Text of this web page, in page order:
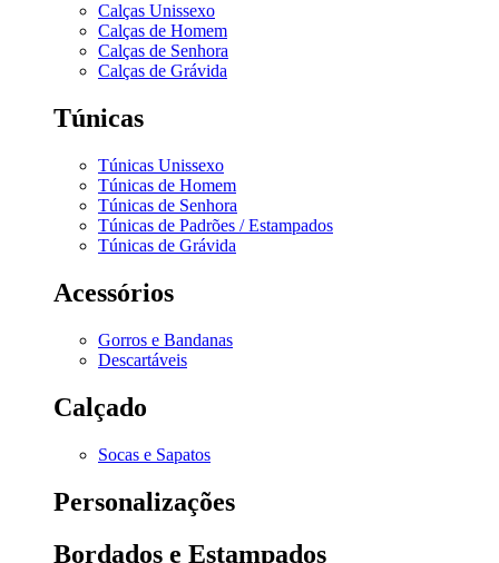
Calças Unissexo
Calças de Homem
Calças de Senhora
Calças de Grávida
Túnicas
Túnicas Unissexo
Túnicas de Homem
Túnicas de Senhora
Túnicas de Padrões / Estampados
Túnicas de Grávida
Acessórios
Gorros e Bandanas
Descartáveis
Calçado
Socas e Sapatos
Personalizações
Bordados e Estampados